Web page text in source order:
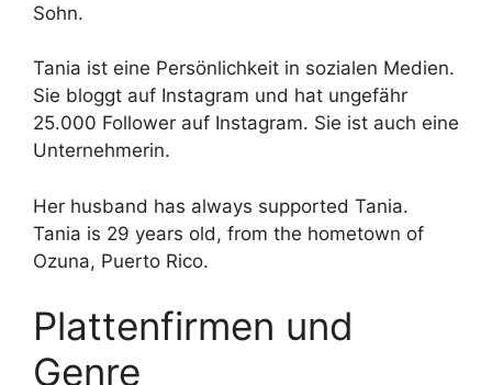
Sohn.
Tania ist eine Persönlichkeit in sozialen Medien.
Sie bloggt auf Instagram und hat ungefähr
25.000 Follower auf Instagram. Sie ist auch eine
Unternehmerin.
Her husband has always supported Tania.
Tania is 29 years old, from the hometown of
Ozuna, Puerto Rico.
Plattenfirmen und
Genre